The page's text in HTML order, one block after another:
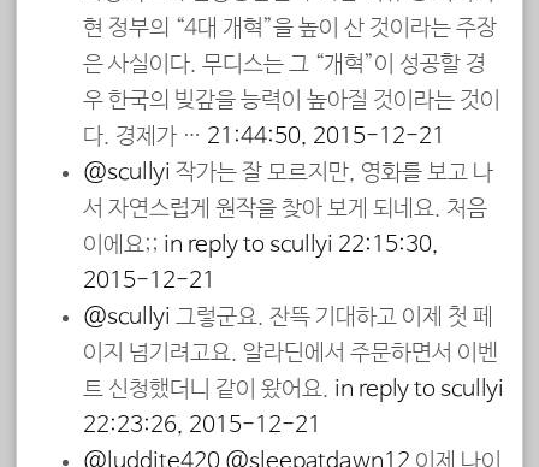
현 정부의 “4대 개혁”을 높이 산 것이라는 주장
은 사실이다. 무디스는 그 “개혁”이 성공할 경
우 한국의 빚갚을 능력이 높아질 것이라는 것이
다. 경제가 … 21:44:50, 2015-12-21
@scullyi 작가는 잘 모르지만, 영화를 보고 나
서 자연스럽게 원작을 찾아 보게 되네요. 처음
이에요;; in reply to scullyi 22:15:30,
2015-12-21
@scullyi 그렇군요. 잔뜩 기대하고 이제 첫 페
이지 넘기려고요. 알라딘에서 주문하면서 이벤
트 신청했더니 같이 왔어요. in reply to scullyi
22:23:26, 2015-12-21